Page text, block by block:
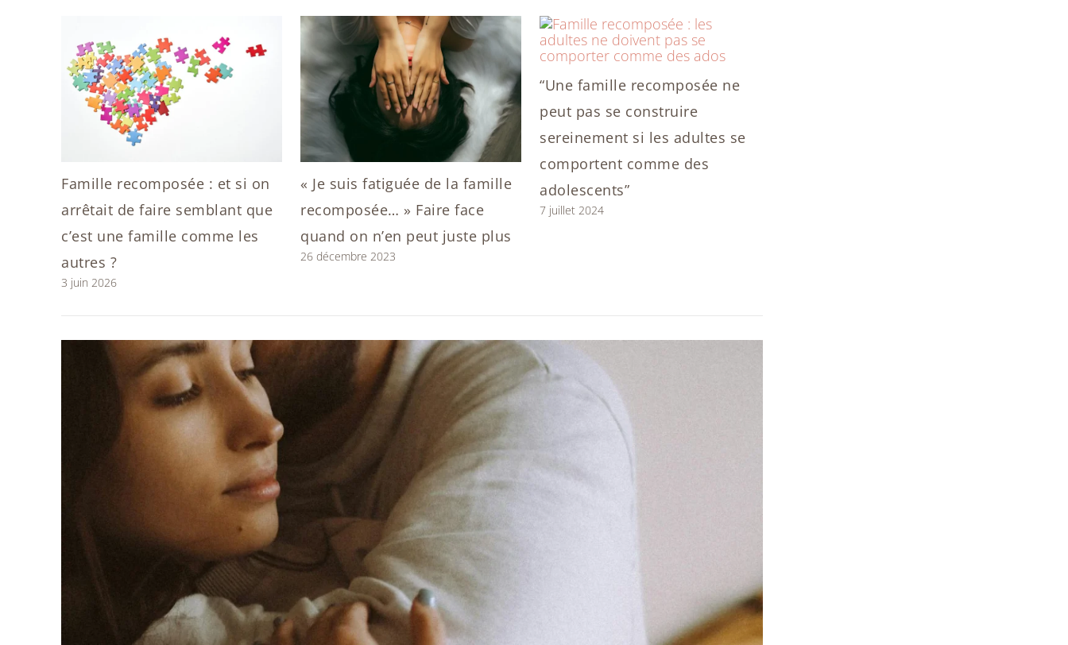
Famille recomposée : et si on
arrêtait de faire semblant que
c’est une famille comme les
autres ?
3 juin 2026
« Je suis fatiguée de la famille
recomposée… » Faire face
quand on n’en peut juste plus
26 décembre 2023
“Une famille recomposée ne
peut pas se construire
sereinement si les adultes se
comportent comme des
adolescents”
7 juillet 2024